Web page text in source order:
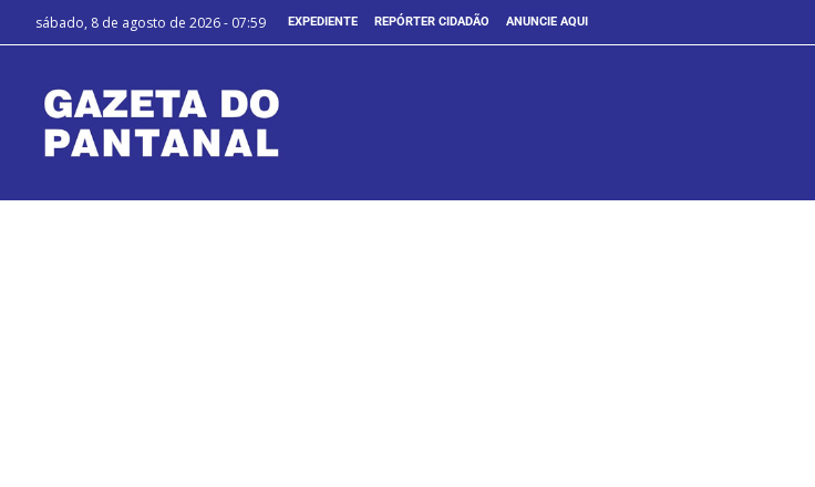
sábado, 8 de agosto de 2026 - 07:59 EXPEDIENTE REPÓRTER CIDADÃO ANUNCIE AQUI